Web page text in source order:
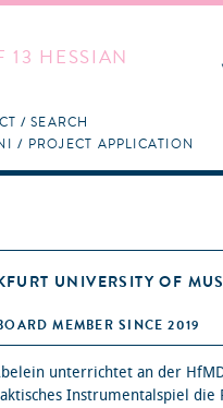
HESSIAN
PROJECT APPLICATION
SEARCH
UNIVERSITY OF
MEMBER SINCE 2019
unterrichtet an der
Instrumentalspiel die